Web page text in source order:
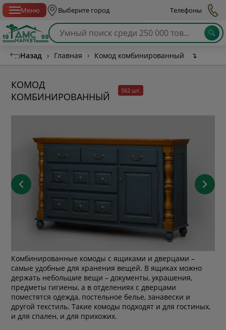
Меню Выберите город Телефоны
Назад › Главная › Комод комбинированный ↴
КОМОД
КОМБИНИРОВАННЫЙ
562 шт.
Комбинированные комоды с ящиками и дверцами –
самые удобные для хранения вещей. В ящиках можно
держать небольшие вещи – документы, украшения,
предметы гигиены, а в отделениях с дверцами
поместятся одежда, постельное белье, занавески и
другой текстиль. Такие комоды подходят и для гостиных,
и для спален, и для прихожих.